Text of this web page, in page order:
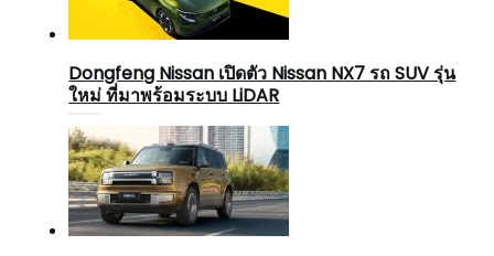
Dongfeng Nissan เปิดตัว Nissan NX7 รถ SUV รุ่น
ใหม่ ที่มาพร้อมระบบ LiDAR